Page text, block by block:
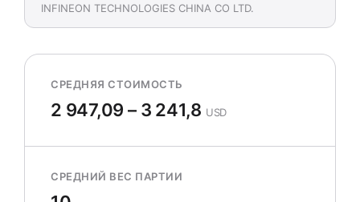
INFINEON TECHNOLOGIES CHINA CO LTD.
СРЕДНЯЯ СТОИМОСТЬ
2 947,09 – 3 241,8 USD
СРЕДНИЙ ВЕС ПАРТИИ